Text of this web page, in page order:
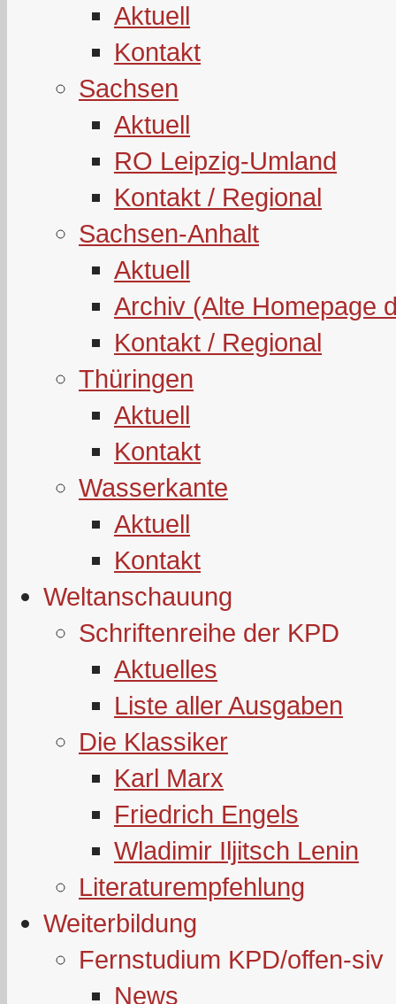
Aktuell
Kontakt
Sachsen
Aktuell
RO Leipzig-Umland
Kontakt / Regional
Sachsen-Anhalt
Aktuell
Archiv (Alte Homepage
Kontakt / Regional
Thüringen
Aktuell
Kontakt
Wasserkante
Aktuell
Kontakt
Weltanschauung
Schriftenreihe der KPD
Aktuelles
Liste aller Ausgaben
Die Klassiker
Karl Marx
Friedrich Engels
Wladimir Iljitsch Lenin
Literaturempfehlung
Weiterbildung
Fernstudium KPD/offen-siv
News